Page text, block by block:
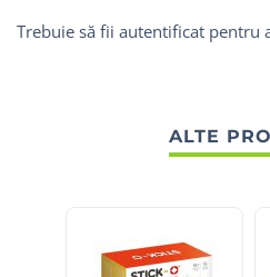
Trebuie să fii autentificat pentru
ALTE